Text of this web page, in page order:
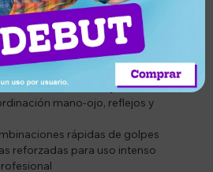
speed bag de uso profesional
para mayor durabilidad
favorece el rebote y el ritmo
mano-ojo, reflejos y
rápidas de golpes
reforzadas para uso intenso